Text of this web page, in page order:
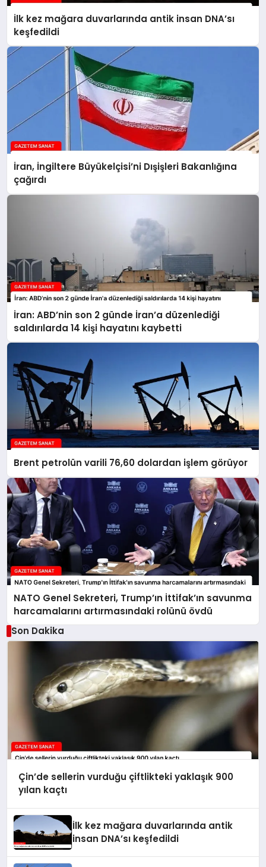
İlk kez mağara duvarlarında antik insan DNA’sı
keşfedildi
İran, İngiltere Büyükelçisi’ni Dışişleri Bakanlığına
çağırdı
İran: ABD’nin son 2 günde İran’a düzenlediği
saldırılarda 14 kişi hayatını kaybetti
Brent petrolün varili 76,60 dolardan işlem görüyor
NATO Genel Sekreteri, Trump’ın İttifak’ın savunma
harcamalarını artırmasındaki rolünü övdü
Son Dakika
Çin’de sellerin vurduğu çiftlikteki yaklaşık 900
yılan kaçtı
İlk kez mağara duvarlarında antik
insan DNA’sı keşfedildi